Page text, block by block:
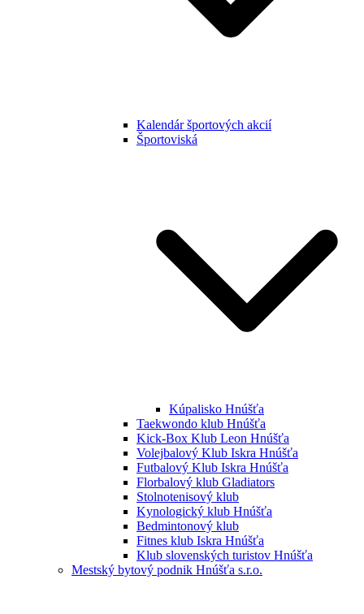
Kalendár športových akcií
Športoviská
Kúpalisko Hnúšťa
Taekwondo klub Hnúšťa
Kick-Box Klub Leon Hnúšťa
Volejbalový Klub Iskra Hnúšťa
Futbalový Klub Iskra Hnúšťa
Florbalový klub Gladiators
Stolnotenisový klub
Kynologický klub Hnúšťa
Bedmintonový klub
Fitnes klub Iskra Hnúšťa
Klub slovenských turistov Hnúšťa
Mestský bytový podnik Hnúšťa s.r.o.